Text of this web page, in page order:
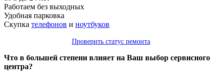
Работаем без выходных
Удобная парковка
Скупка телефонов и ноутбуков
Проверить статус ремонта
Что в большей степени влияет на Ваш выбор сервисного
центра?